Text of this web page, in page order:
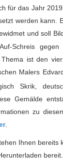
für das Jahr
werden kann.
und soll
Schreis
ist den
Malers
Skrik,
Gemälde
zu
.
Ihnen bereits